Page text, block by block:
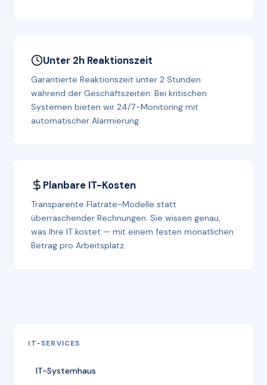
Unter 2h Reaktionszeit
Garantierte Reaktionszeit unter 2 Stunden
während der Geschäftszeiten. Bei kritischen
Systemen bieten wir 24/7-Monitoring mit
automatischer Alarmierung.
Planbare IT-Kosten
Transparente Flatrate-Modelle statt
überraschender Rechnungen. Sie wissen genau,
was Ihre IT kostet — mit einem festen monatlichen
Betrag pro Arbeitsplatz.
IT-SERVICES
IT-Systemhaus